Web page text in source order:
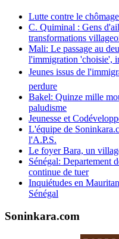
Lutte contre le
C. Quiminal : Gens
transformations
Mali: Le passage au
l'immigration 'choisie',
Jeunes issus de
perdure
Bakel: Quinze mille
paludisme
Jeunesse et
L'équipe de
l'A.P.S.
Le foyer Bara, un
Sénégal: Departement
continue de tuer
Inquiétudes en
Sénégal
Soninkara.com